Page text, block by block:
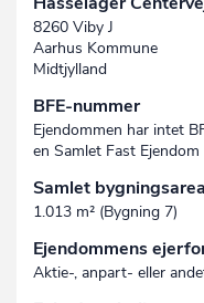
8260 Viby J
Aarhus Kommune
Midtjylland
BFE-nummer
Ejendommen har intet
en Samlet Fast
Samlet
1.013 m² (Bygning 7)
Ejendommens
Aktie-, anpart- eller